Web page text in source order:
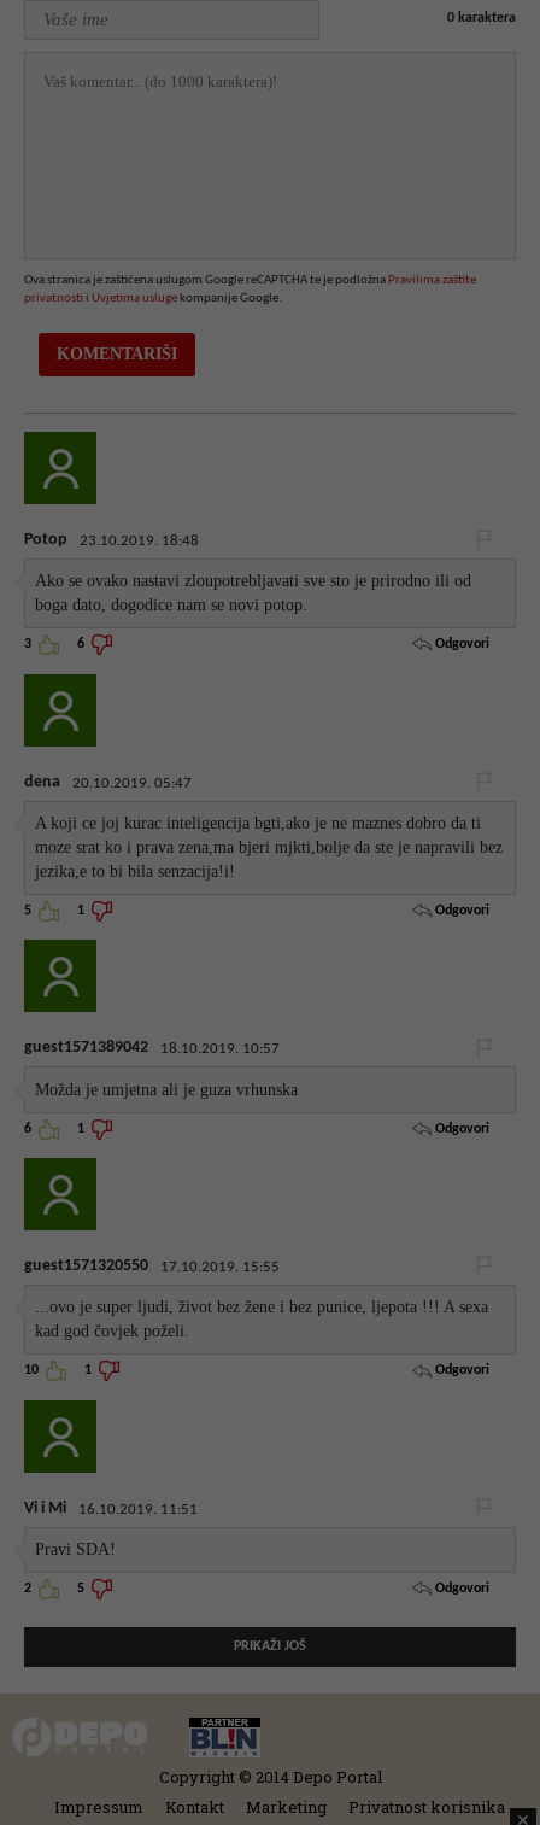
0 karaktera
Ova stranica je zaštićena uslugom Google reCAPTCHA te je podložna Pravilima zaštite
privatnosti i Uvjetima usluge kompanije Google.
Potop 23.10.2019. 18:48
Ako se ovako nastavi zloupotrebljavati sve sto je prirodno ili od
boga dato, dogodice nam se novi potop.
3 6 Odgovori
dena 20.10.2019. 05:47
A koji ce joj kurac inteligencija bgti,ako je ne maznes dobro da ti
moze srat ko i prava zena,ma bjeri mjkti,bolje da ste je napravili bez
jezika,e to bi bila senzacija!i!
5 1 Odgovori
guest1571389042 18.10.2019. 10:57
Možda je umjetna ali je guza vrhunska
6 1 Odgovori
guest1571320550 17.10.2019. 15:55
...ovo je super ljudi, život bez žene i bez punice, ljepota !!! A sexa
kad god čovjek poželi.
10 1 Odgovori
Vi i Mi 16.10.2019. 11:51
Pravi SDA!
2 5 Odgovori
PRIKAŽI JOŠ
Copyright © 2014 Depo Portal
Impressum
Kontakt Marketing
Privatnost korisnika